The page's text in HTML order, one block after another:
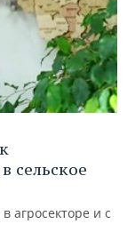
сельское
агросекторе и с